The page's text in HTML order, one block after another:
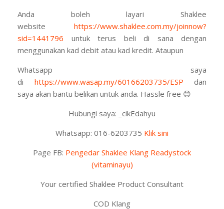
Anda boleh layari Shaklee
website https://www.shaklee.com.my/joinnow?
sid=1441796 untuk terus beli di sana dengan
menggunakan kad debit atau kad kredit. Ataupun
Whatsapp saya
di https://www.wasap.my/60166203735/ESP dan
saya akan bantu belikan untuk anda. Hassle free 😊
Hubungi saya: _cikEdahyu
Whatsapp: 016-6203735 Klik sini
Page FB: Pengedar Shaklee Klang Readystock
(vitaminayu)
Your certified Shaklee Product Consultant
COD Klang